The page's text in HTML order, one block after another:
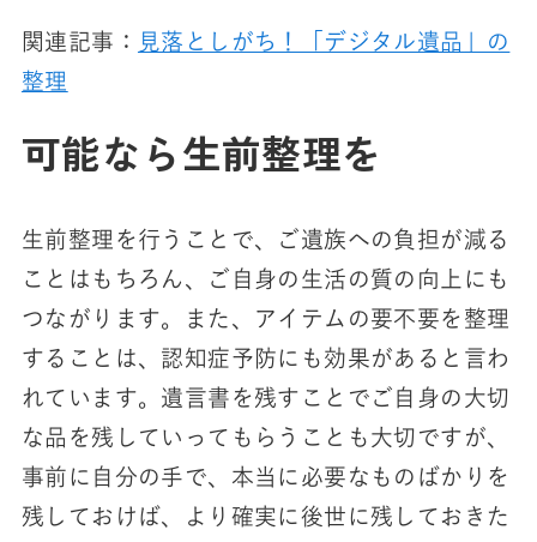
関連記事：
見落としがち！「デジタル遺品」の
整理
可能なら生前整理を
生前整理を行うことで、ご遺族への負担が減る
ことはもちろん、ご自身の生活の質の向上にも
つながります。また、アイテムの要不要を整理
することは、認知症予防にも効果があると言わ
れています。遺言書を残すことでご自身の大切
な品を残していってもらうことも大切ですが、
事前に自分の手で、本当に必要なものばかりを
残しておけば、より確実に後世に残しておきた